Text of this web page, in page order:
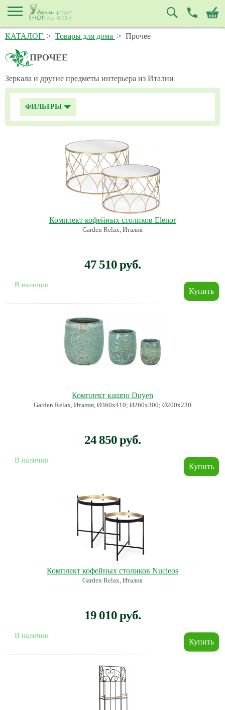
КАТАЛОГ > Товары для дома > Прочее
ПРОЧЕЕ
Зеркала и другие предметы интерьера из Италии
ФИЛЬТРЫ
Комплект кофейных столиков Elenor
Garden Relax, Италия
47 510 руб.
В наличии
Комплект кашпо Duyen
Garden Relax, Италия, Ø360х410; Ø260х300; Ø200х230
24 850 руб.
В наличии
Комплект кофейных столиков Nucleos
Garden Relax, Италия
19 010 руб.
В наличии